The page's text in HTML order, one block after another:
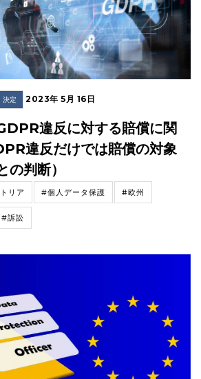
決定 2023年 5月 16日
違反に対する賠償に関
違反だけでは賠償の対象
の判断）
リア #個人データ保護 #欧州
#訴訟